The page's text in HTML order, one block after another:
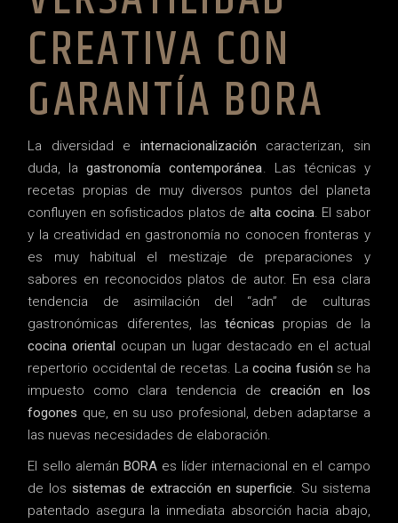
CREATIVA CON
GARANTÍA BORA
La diversidad e internacionalización caracterizan, sin
duda, lagastronomía contemporánea. Las técnicas y
recetas propias de muy diversos puntos del planeta
confluyen en sofisticados platos dealta cocina. El sabor
y la creatividad en gastronomía no conocen fronteras y
es muy habitual el mestizaje de preparaciones y
sabores en reconocidos platos de autor. En esa clara
tendencia de asimilación del “adn” de culturas
gastronómicas diferentes, las técnicas propias de la
cocina oriental ocupan un lugar destacado en el actual
repertorio occidental de recetas. Lacocina fusión se ha
impuesto como clara tendencia de creación en los
fogones que, en su uso profesional, deben adaptarse a
las nuevas necesidades de elaboración.
El sello alemán BORAes líder internacional en el campo
de los sistemas de extracción en superficie. Su sistema
patentado asegura la inmediata absorción hacia abajo,